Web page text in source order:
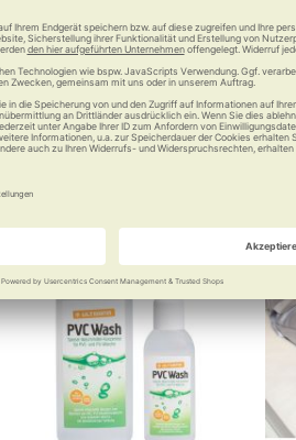
Hygienisch waschbar bei 60 °C
ab119,00 €
Merken Vergleichen